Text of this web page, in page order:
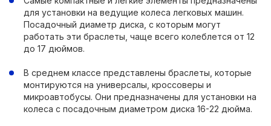
для установки на ведущие колеса легковых машин.
Посадочный диаметр диска, с которым могут
работать эти браслеты, чаще всего колеблется от 12
до 17 дюймов.
В среднем классе представлены браслеты, которые
монтируются на универсалы, кроссоверы и
микроавтобусы. Они предназначены для установки на
колеса с посадочным диаметром диска 16-22 дюйма.